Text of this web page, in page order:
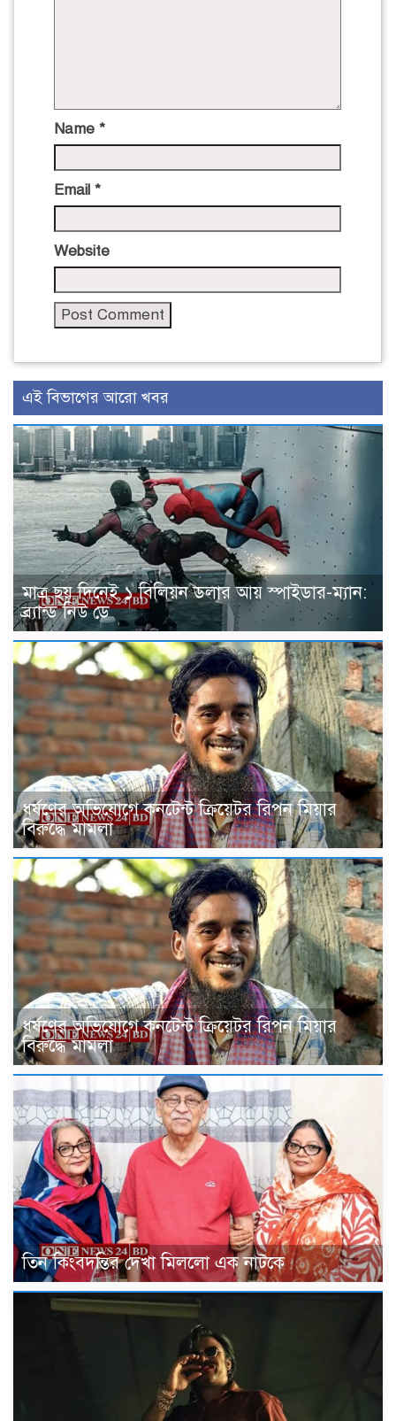
Name *
Email *
Website
এই বিভাগের আরো খবর
মাত্র ছয় দিনেই ১ বিলিয়ন ডলার আয় স্পাইডার-ম্যান:
ব্র্যান্ড নিউ ডে
ধর্ষণের অভিযোগে কনটেন্ট ক্রিয়েটর রিপন মিয়ার
বিরুদ্ধে মামলা
ধর্ষণের অভিযোগে কনটেন্ট ক্রিয়েটর রিপন মিয়ার
বিরুদ্ধে মামলা
তিন কিংবদন্তির দেখা মিললো এক নাটকে